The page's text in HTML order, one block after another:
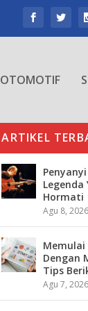
OTOMOTIF
ARTIKEL
Legenda
Hormati
Agu 8, 2026
Dengan
Tips
Agu 7, 2026